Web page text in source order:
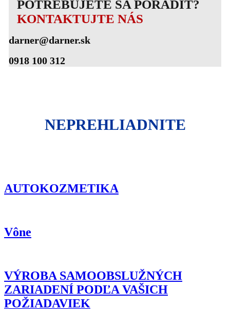
POTREBUJETE SA PORADIŤ?
KONTAKTUJTE NÁS
darner@darner.sk
0918 100 312
NEPREHLIADNITE
AUTOKOZMETIKA
Vône
VÝROBA SAMOOBSLUŽNÝCH
ZARIADENÍ PODĽA VAŠICH
POŽIADAVIEK